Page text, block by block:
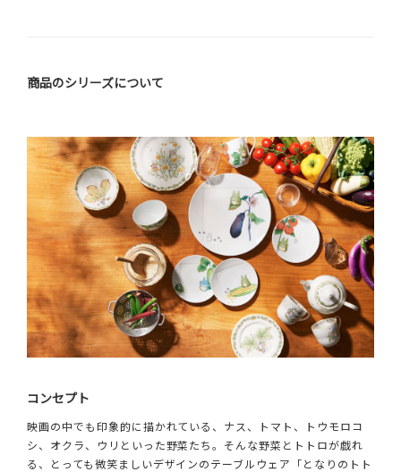
商品のシリーズについて
コンセプト
映画の中でも印象的に描かれている、ナス、トマト、トウモロコ
シ、オクラ、ウリといった野菜たち。そんな野菜とトトロが戯れ
る、とっても微笑ましいデザインのテーブルウェア「となりのトト